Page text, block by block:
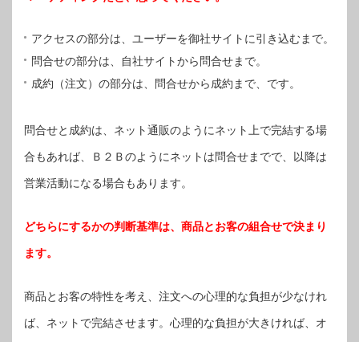
アクセスの部分は、ユーザーを御社サイトに引き込むまで。
問合せの部分は、自社サイトから問合せまで。
成約（注文）の部分は、問合せから成約まで、です。
問合せと成約は、ネット通販のようにネット上で完結する場
合もあれば、Ｂ２Ｂのようにネットは問合せまでで、以降は
営業活動になる場合もあります。
どちらにするかの判断基準は、商品とお客の組合せで決まり
ます。
商品とお客の特性を考え、注文への心理的な負担が少なけれ
ば、ネットで完結させます。心理的な負担が大きければ、オ